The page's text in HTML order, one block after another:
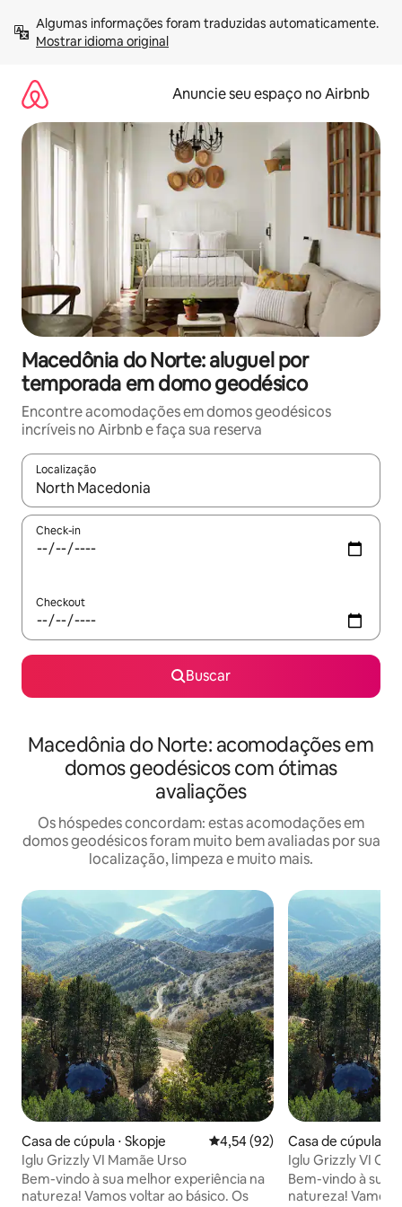
para
Mostrar idioma original
Anuncie seu espaço no Airbnb
Macedônia do Norte: aluguel por
temporada em domo geodésico
Encontre acomodações em domos geodésicos
incríveis no Airbnb e faça sua reserva
Localização
Quando os resultados estiverem disponíveis, explore-os
Check-in
Checkout
Buscar
Macedônia do Norte: acomodações em
domos geodésicos com ótimas
avaliações
Os hóspedes concordam: estas acomodações em
domos geodésicos foram muito bem avaliadas por sua
localização, limpeza e muito mais.
Casa de cúpula ⋅ Skopje 4,54 de uma avaliação média
4,54 (92)
Iglu Grizzly VI Mamãe Urso
Bem-vindo à sua melhor experiência na
natureza! Vamos voltar ao básico. Os
Casa de cúpula ⋅
Iglu Grizzly VI O
Bem-vindo à sua
natureza! Vamos voltar ao básico. Os